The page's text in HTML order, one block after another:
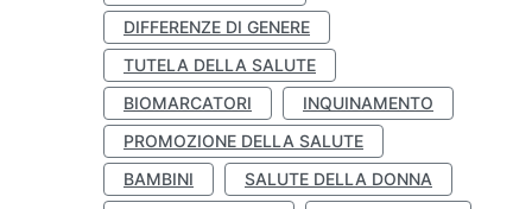
DIFFERENZE DI GENERE
TUTELA DELLA SALUTE
BIOMARCATORI
INQUINAMENTO
PROMOZIONE DELLA SALUTE
BAMBINI
SALUTE DELLA DONNA